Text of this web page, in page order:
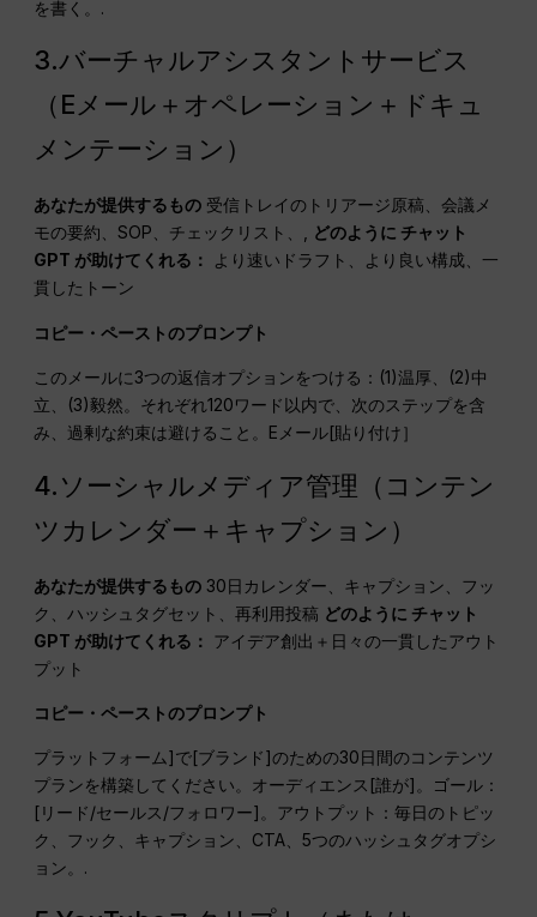
を書く。.
3.バーチャルアシスタントサービス
（Eメール＋オペレーション＋ドキュ
メンテーション）
あなたが提供するもの 受信トレイのトリアージ原稿、会議メ
モの要約、SOP、チェックリスト、, どのように チャット
GPT が助けてくれる：
より速いドラフト、より良い構成、一
貫したトーン
コピー・ペーストのプロンプト
このメールに3つの返信オプションをつける：(1)温厚、(2)中
立、(3)毅然。それぞれ120ワード以内で、次のステップを含
み、過剰な約束は避けること。Eメール[貼り付け］
4.ソーシャルメディア管理（コンテン
ツカレンダー＋キャプション）
あなたが提供するもの 30日カレンダー、キャプション、フッ
ク、ハッシュタグセット、再利用投稿 どのように チャット
GPT が助けてくれる： アイデア創出＋日々の一貫したアウト
プット
コピー・ペーストのプロンプト
プラットフォーム]で[ブランド]のための30日間のコンテンツ
プランを構築してください。オーディエンス[誰が]。ゴール：
[リード/セールス/フォロワー]。アウトプット：毎日のトピッ
ク、フック、キャプション、CTA、5つのハッシュタグオプシ
ョン。.